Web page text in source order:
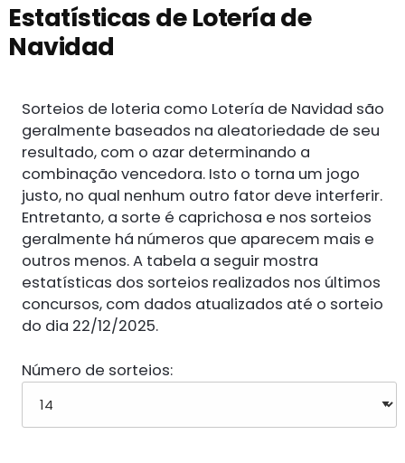
Estatísticas de Lotería de
Navidad
Sorteios de loteria como Lotería de Navidad são
geralmente baseados na aleatoriedade de seu
resultado, com o azar determinando a
combinação vencedora. Isto o torna um jogo
justo, no qual nenhum outro fator deve interferir.
Entretanto, a sorte é caprichosa e nos sorteios
geralmente há números que aparecem mais e
outros menos. A tabela a seguir mostra
estatísticas dos sorteios realizados nos últimos
concursos, com dados atualizados até o sorteio
do dia 22/12/2025.
Número de sorteios: